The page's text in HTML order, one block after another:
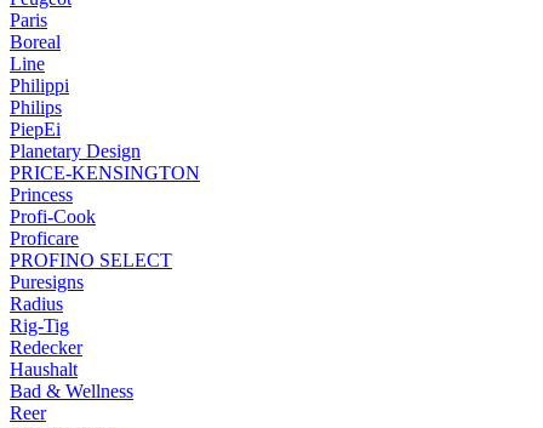
Paris
Boreal
Line
Philippi
Philips
PiepEi
Planetary Design
PRICE-KENSINGTON
Princess
Profi-Cook
Proficare
PROFINO SELECT
Puresigns
Radius
Rig-Tig
Redecker
Haushalt
Bad & Wellness
Reer